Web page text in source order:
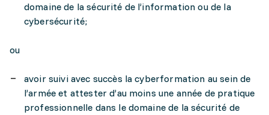
domaine de la sécurité de l’information ou de la
cybersécurité;
ou
avoir suivi avec succès la cyberformation au sein de
l’armée et attester d’au moins une année de pratique
professionnelle dans le domaine de la sécurité de